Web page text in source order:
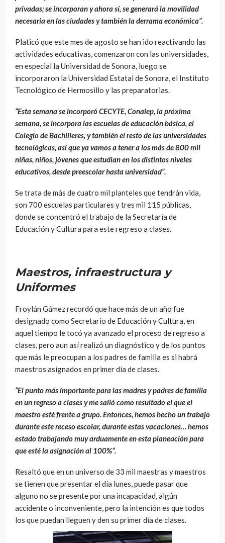
privadas; se incorporan y ahora sí, se generará la movilidad
necesaria en las ciudades y también la derrama económica”.
Platicó que este mes de agosto se han ido reactivando las
actividades educativas, comenzaron con las universidades,
en especial la Universidad de Sonora, luego se
incorporaron la Universidad Estatal de Sonora, el Instituto
Tecnológico de Hermosillo y las preparatorias.
“Esta semana se incorporó CECYTE, Conalep, la próxima
semana, se incorpora las escuelas de educación básica, el
Colegio de Bachilleres, y también el resto de las universidades
tecnológicas, así que ya vamos a tener a los más de 800 mil
niñas, niños, jóvenes que estudian en los distintos niveles
educativos, desde preescolar hasta universidad”.
Se trata de más de cuatro mil planteles que tendrán vida,
son 700 escuelas particulares y tres mil 115 públicas,
donde se concentró el trabajo de la Secretaría de
Educación y Cultura para este regreso a clases.
Maestros, infraestructura y
Uniformes
Froylán Gámez recordó que hace más de un año fue
designado como Secretario de Educación y Cultura, en
aquel tiempo le tocó ya avanzado el proceso de regreso a
clases, pero aun así realizó un diagnóstico y de los puntos
que más le preocupan a los padres de familia es si habrá
maestros asignados en primer día de clases.
“El punto más importante para las madres y padres de familia
en un regreso a clases y me salió como resultado el que el
maestro esté frente a grupo. Entonces, hemos hecho un trabajo
durante este receso escolar, durante estas vacaciones… hemos
estado trabajando muy arduamente en esta planeación para
que esté la asignación al 100%”.
Resaltó que en un universo de 33 mil maestras y maestros
se tienen que presentar el día lunes, puede pasar que
alguno no se presente por una incapacidad, algún
accidente o inconveniente, pero la intención es que todos
los que puedan lleguen y den su primer día de clases.